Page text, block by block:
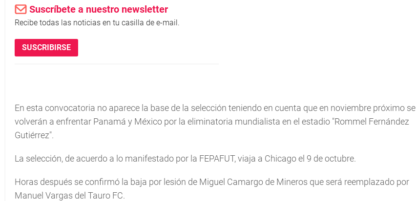
Suscríbete a nuestro newsletter
Recibe todas las noticias en tu casilla de e-mail.
SUSCRIBIRSE
En esta convocatoria no aparece la base de la selección teniendo en cuenta que en noviembre próximo se
volverán a enfrentar Panamá y México por la eliminatoria mundialista en el estadio "Rommel Fernández
Gutiérrez".
La selección, de acuerdo a lo manifestado por la FEPAFUT, viaja a Chicago el 9 de octubre.
Horas después se confirmó la baja por lesión de Miguel Camargo de Mineros que será reemplazado por
Manuel Vargas del Tauro FC.